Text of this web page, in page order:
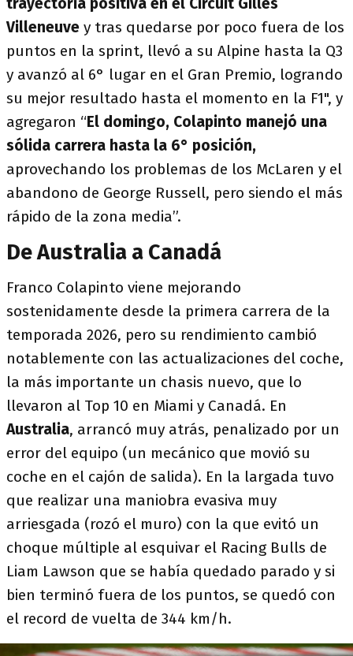
trayectoria positiva en el Circuit Gilles
Villeneuve y tras quedarse por poco fuera de los
puntos en la sprint, llevó a su Alpine hasta la Q3
y avanzó al 6° lugar en el Gran Premio, logrando
su mejor resultado hasta el momento en la F1", y
agregaron “El domingo, Colapinto manejó una
sólida carrera hasta la 6° posición,
aprovechando los problemas de los McLaren y el
abandono de George Russell, pero siendo el más
rápido de la zona media”.
De Australia a Canadá
Franco Colapinto viene mejorando
sostenidamente desde la primera carrera de la
temporada 2026, pero su rendimiento cambió
notablemente con las actualizaciones del coche,
la más importante un chasis nuevo, que lo
llevaron al Top 10 en Miami y Canadá. En
Australia, arrancó muy atrás, penalizado por un
error del equipo (un mecánico que movió su
coche en el cajón de salida). En la largada tuvo
que realizar una maniobra evasiva muy
arriesgada (rozó el muro) con la que evitó un
choque múltiple al esquivar el Racing Bulls de
Liam Lawson que se había quedado parado y si
bien terminó fuera de los puntos, se quedó con
el record de vuelta de 344 km/h.